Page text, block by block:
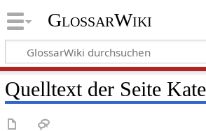
GlossarWiki
Quelltext der Seite